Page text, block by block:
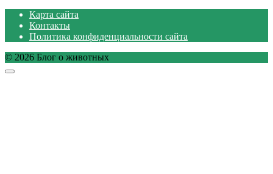
Карта сайта
Контакты
Политика конфиденциальности сайта
© 2026 Блог о животных